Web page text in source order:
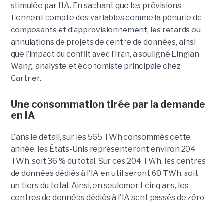
stimulée par l’IA. En sachant que les prévisions
tiennent compte des variables comme la pénurie de
composants et d’approvisionnement, les retards ou
annulations de projets de centre de données, ainsi
que l’impact du conflit avec l’Iran, a souligné Linglan
Wang, analyste et économiste principale chez
Gartner.
Une consommation tirée par la demande
en IA
Dans le détail, sur les 565 TWh consommés cette
année, les États-Unis représenteront environ 204
TWh, soit 36 ​​% du total. Sur ces 204 TWh, les centres
de données dédiés à l'IA en utiliseront 68 TWh, soit
un tiers du total. Ainsi, en seulement cinq ans, les
centres de données dédiés à l'IA sont passés de zéro